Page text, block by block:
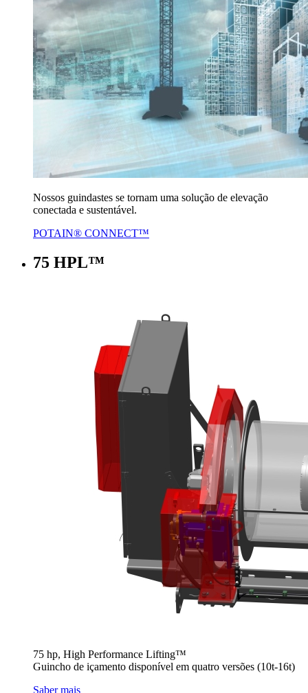
Nossos guindastes se tornam uma solução de elevação
conectada e sustentável.
POTAIN® CONNECT™
75 HPL™
75 hp, High Performance Lifting™
Guincho de içamento disponível em quatro versões (10t-16t)
Saber mais